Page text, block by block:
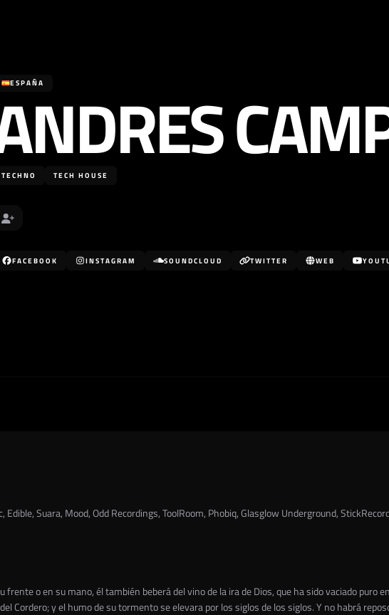
ESPAÑA
TECHNO TECH HOUSE
FACEBOOK INSTAGRAM SOUNDCLOUD TWITTER WEB
Suara, Mood, Odd Recordings, ToolRoom, Phobiq, Glasglow Underground,
o en su mano, él también beberá del vino de la ira de Dios, que ha sido vaciado puro
Cordero; y el humo de su tormento se elevara por los siglos de los siglos. Y no habrá